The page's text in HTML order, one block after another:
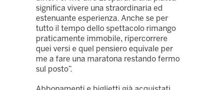
significa vivere una straordinaria ed
estenuante esperienza. Anche se per
tutto il tempo dello spettacolo rimango
praticamente immobile, ripercorrere
quei versi e quel pensiero equivale per
me a fare una maratona restando fermo
sul posto”.